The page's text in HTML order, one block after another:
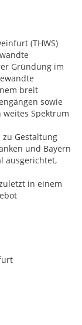
(THWS)
Gründung im
breit
sowie
weites Spektrum
zu Gestaltung
und Bayern
ausgerichtet,
in einem